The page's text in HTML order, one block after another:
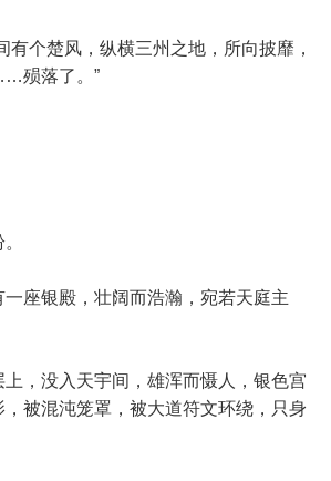
个楚风，纵横三州之地，所向披靡，
殒落了。”
座银殿，壮阔而浩瀚，宛若天庭主
，没入天宇间，雄浑而慑人，银色宫
被混沌笼罩，被大道符文环绕，只身